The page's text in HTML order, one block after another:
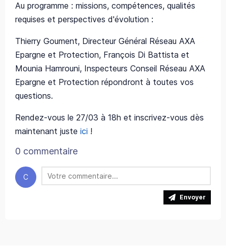
Au programme : missions, compétences, qualités
requises et perspectives d'évolution :
Thierry Goument, Directeur Général Réseau AXA
Epargne et Protection, François Di Battista et
Mounia Hamrouni, Inspecteurs Conseil Réseau AXA
Epargne et Protection répondront à toutes vos
questions.
Rendez-vous le 27/03 à 18h et inscrivez-vous dès
maintenant juste ici !
0 commentaire
C
Envoyer